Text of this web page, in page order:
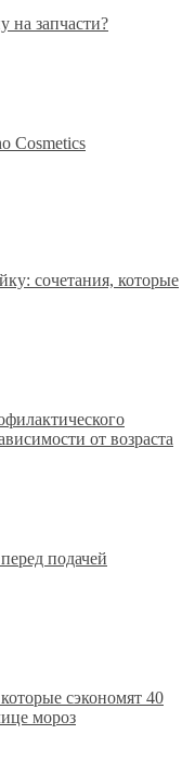
на запчасти?
Cosmetics
сочетания, которые
от возраста
подачей
сэкономят 40
мороз